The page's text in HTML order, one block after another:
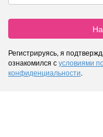
Регистрируясь, я
ознакомился сусловиями
конфиденциальности.